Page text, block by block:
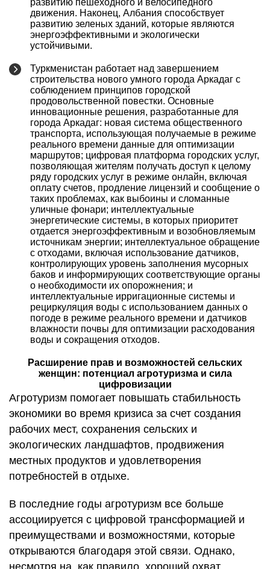
развитию пешеходного и велосипедного
движения. Наконец, Албания способствует
развитию зеленых зданий, которые являются
энергоэффективными и экологически
устойчивыми.
Туркменистан работает над завершением
строительства нового умного города Аркадаг с
соблюдением принципов городской
продовольственной повестки. Основные
инновационные решения, разработанные для
города Аркадаг: новая система общественного
транспорта, использующая получаемые в режиме
реального времени данные для оптимизации
маршрутов; цифровая платформа городских услуг,
позволяющая жителям получать доступ к целому
ряду городских услуг в режиме онлайн, включая
оплату счетов, продление лицензий и сообщение о
таких проблемах, как выбоины и сломанные
уличные фонари; интеллектуальные
энергетические системы, в которых приоритет
отдается энергоэффективным и возобновляемым
источникам энергии; интеллектуальное обращение
с отходами, включая использование датчиков,
контролирующих уровень заполнения мусорных
баков и информирующих соответствующие органы
о необходимости их опорожнения; и
интеллектуальные ирригационные системы и
рециркуляция воды с использованием данных о
погоде в режиме реального времени и датчиков
влажности почвы для оптимизации расходования
воды и сокращения отходов.
Расширение прав и возможностей сельских
женщин: потенциал агротуризма и сила
цифровизации
Агротуризм помогает повышать стабильность
экономики во время кризиса за счет создания
рабочих мест, сохранения сельских и
экологических ландшафтов, продвижения
местных продуктов и удовлетворения
потребностей в отдыхе.
В последние годы агротуризм все больше
ассоциируется с цифровой трансформацией и
преимуществами и возможностями, которые
открываются благодаря этой связи. Однако,
несмотря на, как правило, хороший охват